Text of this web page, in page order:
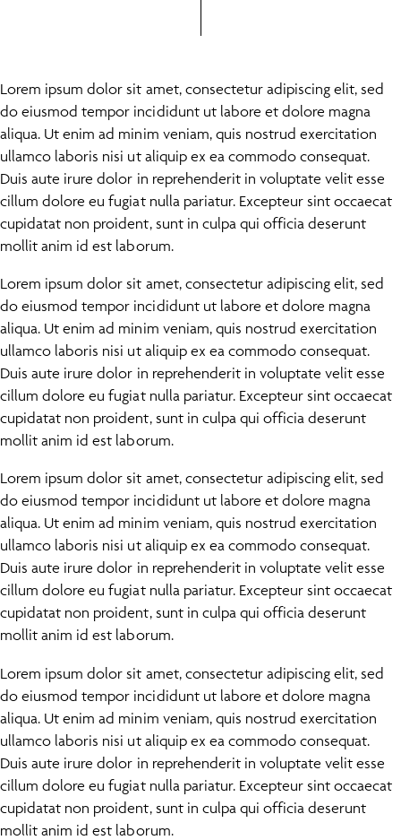
Lorem ipsum dolor sit amet, consectetur adipiscing elit, sed
do eiusmod tempor incididunt ut labore et dolore magna
aliqua. Ut enim ad minim veniam, quis nostrud exercitation
ullamco laboris nisi ut aliquip ex ea commodo consequat.
Duis aute irure dolor in reprehenderit in voluptate velit esse
cillum dolore eu fugiat nulla pariatur. Excepteur sint occaecat
cupidatat non proident, sunt in culpa qui officia deserunt
mollit anim id est laborum.
Lorem ipsum dolor sit amet, consectetur adipiscing elit, sed
do eiusmod tempor incididunt ut labore et dolore magna
aliqua. Ut enim ad minim veniam, quis nostrud exercitation
ullamco laboris nisi ut aliquip ex ea commodo consequat.
Duis aute irure dolor in reprehenderit in voluptate velit esse
cillum dolore eu fugiat nulla pariatur. Excepteur sint occaecat
cupidatat non proident, sunt in culpa qui officia deserunt
mollit anim id est laborum.
Lorem ipsum dolor sit amet, consectetur adipiscing elit, sed
do eiusmod tempor incididunt ut labore et dolore magna
aliqua. Ut enim ad minim veniam, quis nostrud exercitation
ullamco laboris nisi ut aliquip ex ea commodo consequat.
Duis aute irure dolor in reprehenderit in voluptate velit esse
cillum dolore eu fugiat nulla pariatur. Excepteur sint occaecat
cupidatat non proident, sunt in culpa qui officia deserunt
mollit anim id est laborum.
Lorem ipsum dolor sit amet, consectetur adipiscing elit, sed
do eiusmod tempor incididunt ut labore et dolore magna
aliqua. Ut enim ad minim veniam, quis nostrud exercitation
ullamco laboris nisi ut aliquip ex ea commodo consequat.
Duis aute irure dolor in reprehenderit in voluptate velit esse
cillum dolore eu fugiat nulla pariatur. Excepteur sint occaecat
cupidatat non proident, sunt in culpa qui officia deserunt
mollit anim id est laborum.